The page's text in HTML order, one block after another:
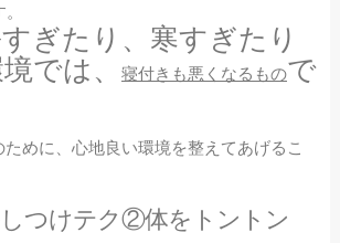
ぎたり、寒すぎたり
では、
寝付きも悪くなるもので
めに、心地良い環境を整えてあげるこ
つけテク②体をトントン